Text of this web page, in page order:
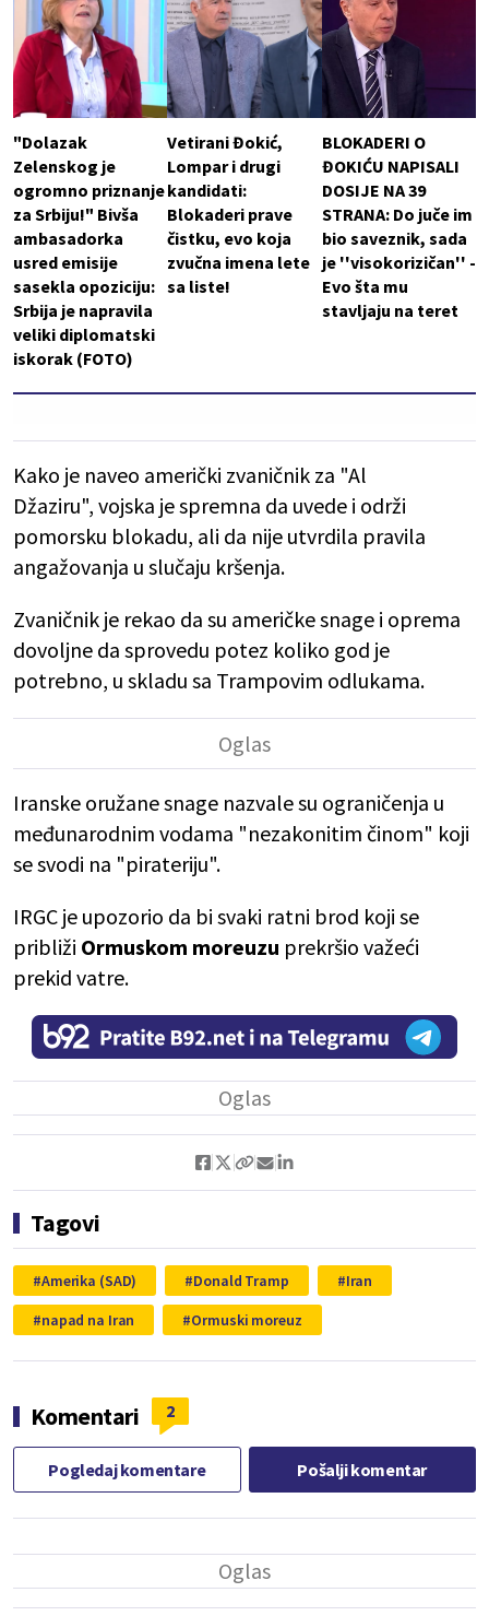
"Dolazak
Zelenskog je
ogromno priznanje
za Srbiju!" Bivša
ambasadorka
usred emisije
sasekla opoziciju:
Srbija je napravila
veliki diplomatski
iskorak (FOTO)
Vetirani Đokić,
Lompar i drugi
kandidati:
Blokaderi prave
čistku, evo koja
zvučna imena lete
sa liste!
BLOKADERI O
ĐOKIĆU NAPISALI
DOSIJE NA 39
STRANA: Do juče im
bio saveznik, sada
je ''visokorizičan'' -
Evo šta mu
stavljaju na teret
Kako je naveo američki zvaničnik za "Al
Džaziru", vojska je spremna da uvede i održi
pomorsku blokadu, ali da nije utvrdila pravila
angažovanja u slučaju kršenja.
Zvaničnik je rekao da su američke snage i oprema
dovoljne da sprovedu potez koliko god je
potrebno, u skladu sa Trampovim odlukama.
Iranske oružane snage nazvale su ograničenja u
međunarodnim vodama "nezakonitim činom" koji
se svodi na "pirateriju".
IRGC je upozorio da bi svaki ratni brod koji se
približi Ormuskom moreuzu prekršio važeći
prekid vatre.
Tagovi
Amerika (SAD) Donald Tramp
Iran
napad na Iran
Ormuski moreuz
Komentari 2
Pogledaj komentare Pošalji komentar